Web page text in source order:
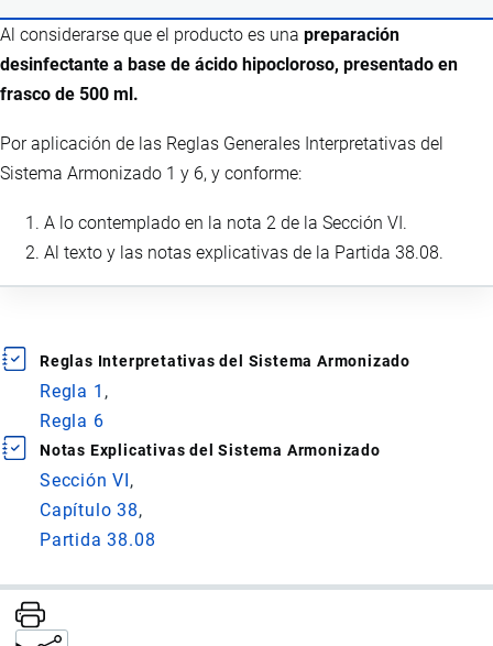
Al considerarse que el producto es una preparación
desinfectante a base de ácido hipocloroso, presentado en
frasco de 500 ml.
Por aplicación de las Reglas Generales Interpretativas del
Sistema Armonizado 1 y 6, y conforme:
A lo contemplado en la nota 2 de la Sección VI.
Al texto y las notas explicativas de la Partida 38.08.
Reglas Interpretativas del Sistema Armonizado
Regla 1
Regla 6
Notas Explicativas del Sistema Armonizado
Sección VI
Capítulo 38
Partida 38.08